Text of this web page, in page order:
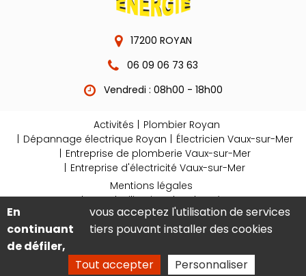
17200 ROYAN
06 09 06 73 63
Vendredi : 08h00 - 18h00
Activités
Plombier Royan
Dépannage électrique Royan
Électricien Vaux-sur-Mer
Entreprise de plomberie Vaux-sur-Mer
Entreprise d'électricité Vaux-sur-Mer
Mentions légales
Charte d’utilisation des données
Gestion des cookies
2026
En
continuant
de défiler,
vous acceptez l'utilisation de services
tiers pouvant installer des cookies
Tout accepter Personnaliser